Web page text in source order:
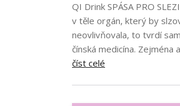
QI Drink SPÁSA PRO
v těle orgán, který by
neovlivňovala, to tvrdí
čínská medicína. Zejména
číst celé